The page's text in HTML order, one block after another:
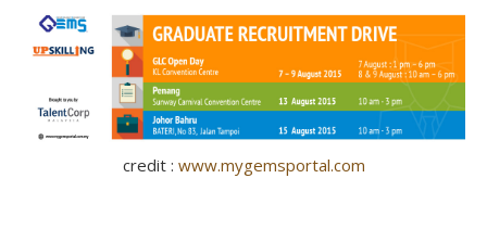
credit : www.mygemsportal.com